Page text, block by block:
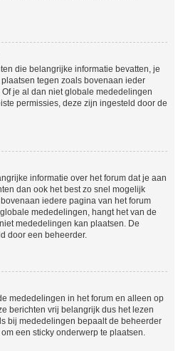
die belangrijke informatie bevatten, je
tegen zoals bovenaan ieder
je al dan niet globale mededelingen
permissies, deze zijn ingesteld door de
informatie over het forum dat je aan
dan ook het best zo snel mogelijk
iedere pagina van het forum
mededelingen, hangt het van de
mededelingen kan plaatsen. De
door een beheerder.
mededelingen in het forum en alleen op
berichten vrij belangrijk dus het lezen
bij mededelingen bepaalt de beheerder
een sticky onderwerp te plaatsen.